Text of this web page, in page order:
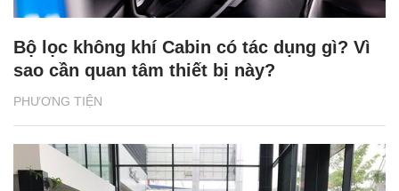
PHƯƠNG TIỆN
Bộ lọc không khí Cabin có tác dụng gì? Vì
sao cần quan tâm thiết bị này?